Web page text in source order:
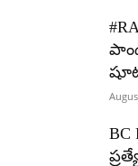
BC